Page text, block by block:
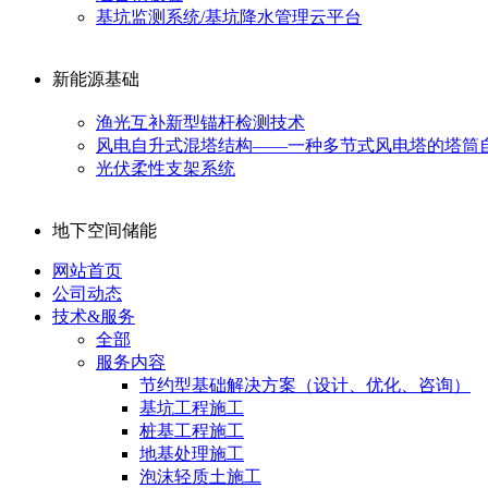
基坑监测系统/基坑降水管理云平台
新能源基础
渔光互补新型锚杆检测技术
风电自升式混塔结构——一种多节式风电塔的塔筒
光伏柔性支架系统
地下空间储能
网站首页
公司动态
技术&服务
全部
服务内容
节约型基础解决方案（设计、优化、咨询）
基坑工程施工
桩基工程施工
地基处理施工
泡沫轻质土施工